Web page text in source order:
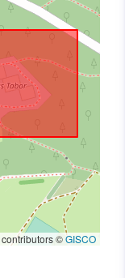
contributors ©GISCO